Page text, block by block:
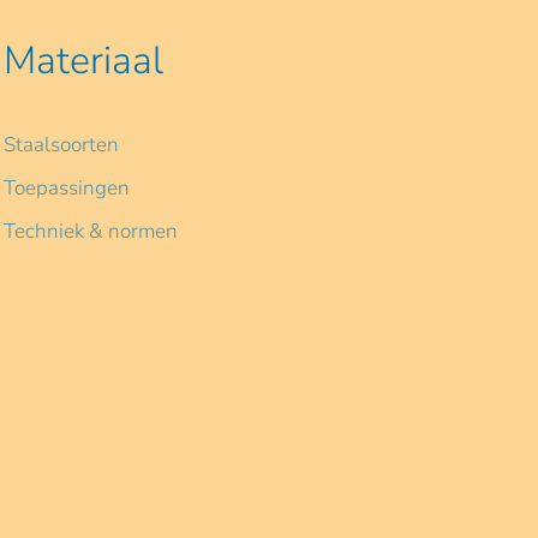
Materiaal
Staalsoorten
Toepassingen
Techniek & normen